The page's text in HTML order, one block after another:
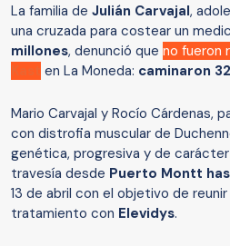
La familia de Julián Carvajal,
una cruzada para costear un
millones, denunció que no fueron
en La Moneda: caminaron
Mario Carvajal y Rocío Cárdenas,
con distrofia muscular de
genética, progresiva y de
travesía desde Puerto Montt
13 de abril con el objetivo de
tratamiento con Elevidys.